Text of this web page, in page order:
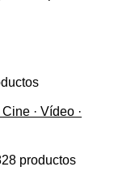
· Vídeo ·
28 productos